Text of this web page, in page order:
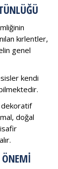
kırlentler,
genel
kendi
doğal